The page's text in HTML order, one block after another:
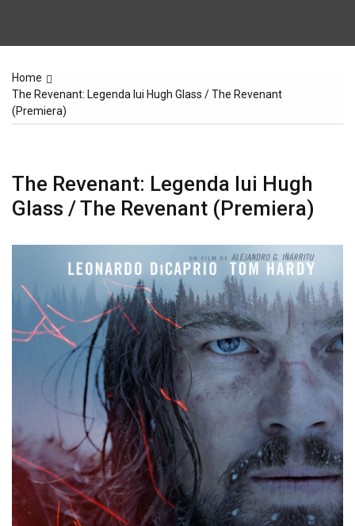
Home
The Revenant: Legenda lui Hugh Glass / The Revenant
(Premiera)
The Revenant: Legenda lui Hugh
Glass / The Revenant (Premiera)